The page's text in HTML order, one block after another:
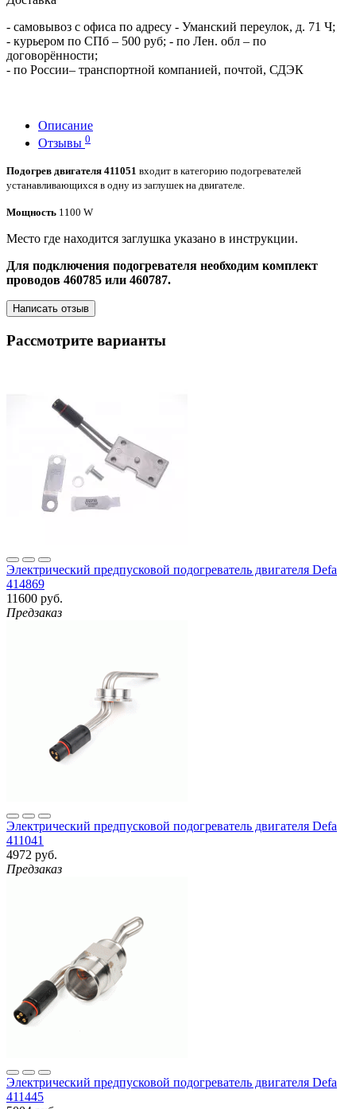
- самовывоз с офиса по адресу - Уманский переулок, д. 71 Ч;
- курьером по СПб – 500 руб; - по Лен. обл – по
договорённости;
- по России– транспортной компанией, почтой, СДЭК
Описание
Отзывы 0
Подогрев двигателя 411051 входит в категорию подогревателей
устанавливающихся в одну из заглушек на двигателе.
Мощность 1100 W
Место где находится заглушка указано в инструкции.
Для подключения подогревателя необходим комплект
проводов 460785 или 460787.
Написать отзыв
Рассмотрите варианты
Электрический предпусковой подогреватель двигателя Defa
414869
11600 руб.
Предзаказ
Электрический предпусковой подогреватель двигателя Defa
411041
4972 руб.
Предзаказ
Электрический предпусковой подогреватель двигателя Defa
411445